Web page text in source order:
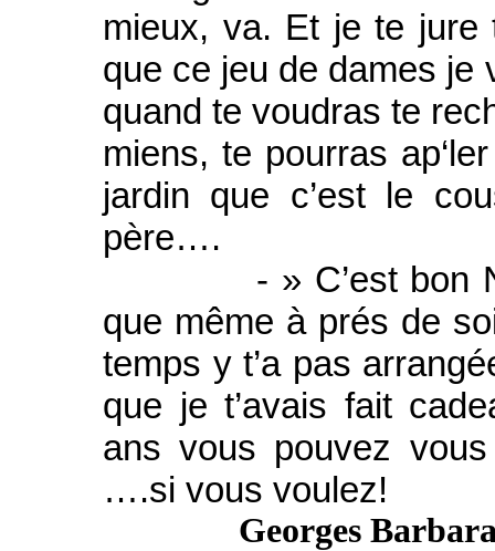
mieux, va. Et je te jure
que ce jeu de dames je
quand te voudras te
miens, te pourras
jardin que c’est le
père….
- » C’est bon
que même à prés de
temps y t’a pas
que je t’avais fait
ans vous pouvez
….si vous voulez!
Georges